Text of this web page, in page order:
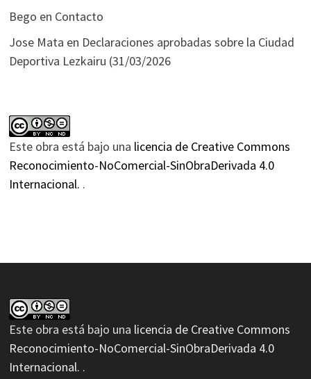
Bego en Contacto
Jose Mata en Declaraciones aprobadas sobre la Ciudad
Deportiva Lezkairu (31/03/2026
Este obra está bajo una licencia de Creative Commons
Reconocimiento-NoComercial-SinObraDerivada 4.0
Internacional. .
Este obra está bajo una licencia de Creative Commons
Reconocimiento-NoComercial-SinObraDerivada 4.0
Internacional. .